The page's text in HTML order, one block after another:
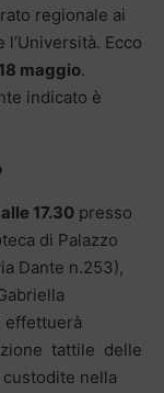
regionale ai
l’Università. Ecco
maggio.
indicato è
17.30 presso
di Palazzo
Dante n.253),
effettuerà
tattile delle
nella